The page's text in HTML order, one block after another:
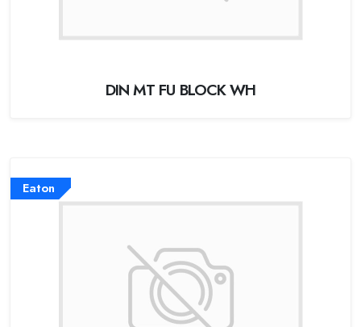
DIN MT FU BLOCK WH
Eaton